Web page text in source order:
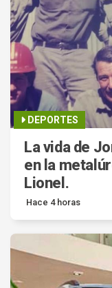
DEPORTES
La vida de
en la
Lionel.
Hace 4 horas